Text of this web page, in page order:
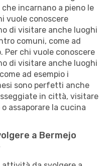
incarnano a pieno le
vuole conoscere
di visitare anche luoghi
comuni, come ad
Per chi vuole conoscere
di visitare anche luoghi
ad esempio i
sono perfetti anche
in città, visitare
assaporare la cucina
a Bermejo